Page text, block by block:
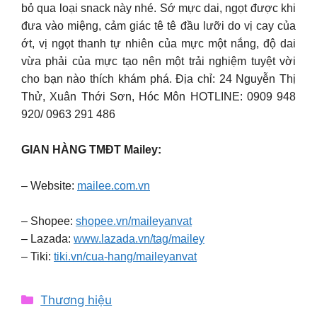
bỏ qua loại snack này nhé. Sớ mực dai, ngọt được khi
đưa vào miệng, cảm giác tê tê đầu lưỡi do vị cay của
ớt, vị ngọt thanh tự nhiên của mực một nắng, độ dai
vừa phải của mực tạo nên một trải nghiệm tuyệt vời
cho bạn nào thích khám phá. Địa chỉ: 24 Nguyễn Thị
Thử, Xuân Thới Sơn, Hóc Môn HOTLINE: 0909 948
920/ 0963 291 486
GIAN HÀNG TMĐT Mailey:
– Website: mailee.com.vn
– Shopee: shopee.vn/maileyanvat
– Lazada: www.lazada.vn/tag/mailey
– Tiki: tiki.vn/cua-hang/maileyanvat
Categories
Thương hiệu